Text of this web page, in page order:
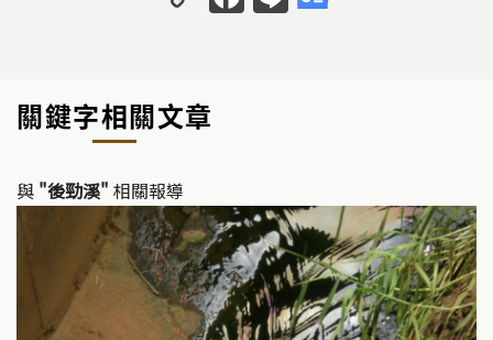
o
y
Li
k
a
o
k
n
關鍵字相關文章
與 "後勁溪" 相關報導